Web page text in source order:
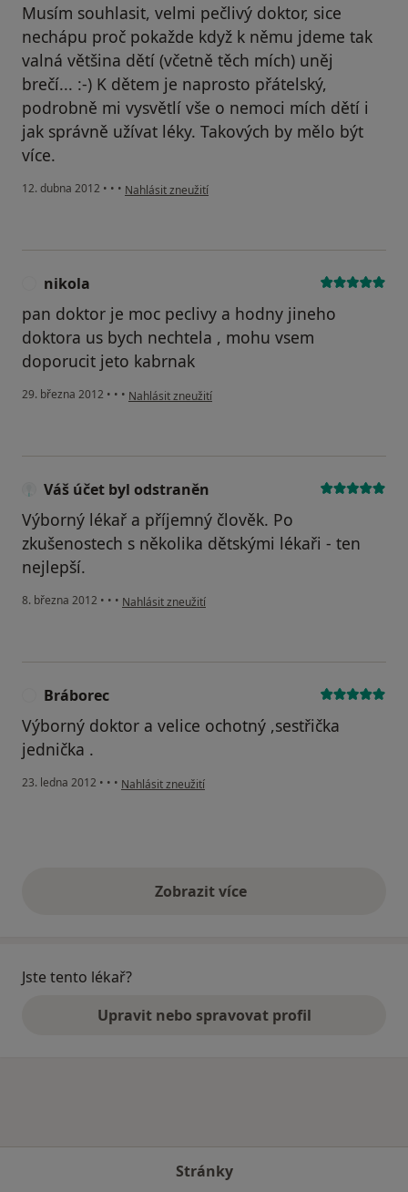
Musím souhlasit, velmi pečlivý doktor, sice
nechápu proč pokažde když k němu jdeme tak
valná většina dětí (včetně těch mích) uněj
brečí... :-) K dětem je naprosto přátelský,
podrobně mi vysvětlí vše o nemoci mích dětí i
jak správně užívat léky. Takových by mělo být
více.
12. dubna 2012 • • • podle názoru uživatele Váš účet byl odstraněn
Nahlásit zneužití
nikola
pan doktor je moc peclivy a hodny jineho
doktora us bych nechtela , mohu vsem
doporucit jeto kabrnak
29. března 2012 • • • podle názoru uživatele nikola
Nahlásit zneužití
Váš účet byl odstraněn
Výborný lékař a příjemný člověk. Po
zkušenostech s několika dětskými lékaři - ten
nejlepší.
8. března 2012 • • • podle názoru uživatele Váš účet byl odstraněn
Nahlásit zneužití
Bráborec
Výborný doktor a velice ochotný ,sestřička
jednička .
23. ledna 2012 • • • podle názoru uživatele Bráborec
Nahlásit zneužití
Zobrazit vícevýše uvedené názory
Jste tento lékař?
Upravit nebo spravovat profil
Stránky